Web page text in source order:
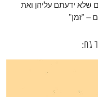
שלא ידעתם עליהן ואת
– "זמן"
גם: